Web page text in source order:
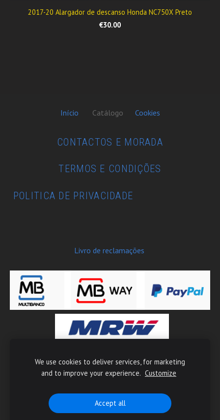
2017-20 Alargador de descanso Honda NC750X Preto
€30.00
Início Catálogo Cookies
CONTACTOS E MORADA
TERMOS E CONDIÇÕES
POLITICA DE PRIVACIDADE
Livro de reclamações
Copyright © 2026 Moto-Tech - Todos os direitos reservados
We use cookies to deliver services, for marketing
and to improve your experience. Customize
Accept all